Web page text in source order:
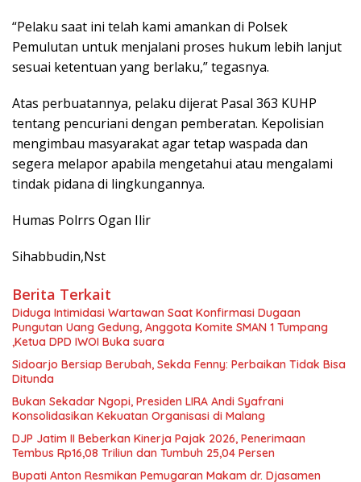
“Pelaku saat ini telah kami amankan di Polsek
Pemulutan untuk menjalani proses hukum lebih lanjut
sesuai ketentuan yang berlaku,” tegasnya.
Atas perbuatannya, pelaku dijerat Pasal 363 KUHP
tentang pencuriani dengan pemberatan. Kepolisian
mengimbau masyarakat agar tetap waspada dan
segera melapor apabila mengetahui atau mengalami
tindak pidana di lingkungannya.
Humas Polrrs Ogan Ilir
Sihabbudin,Nst
Berita Terkait
Diduga Intimidasi Wartawan Saat Konfirmasi Dugaan
Pungutan Uang Gedung, Anggota Komite SMAN 1 Tumpang
,Ketua DPD IWOI Buka suara
Sidoarjo Bersiap Berubah, Sekda Fenny: Perbaikan Tidak Bisa
Ditunda
Bukan Sekadar Ngopi, Presiden LIRA Andi Syafrani
Konsolidasikan Kekuatan Organisasi di Malang
DJP Jatim II Beberkan Kinerja Pajak 2026, Penerimaan
Tembus Rp16,08 Triliun dan Tumbuh 25,04 Persen
Bupati Anton Resmikan Pemugaran Makam dr. Djasamen